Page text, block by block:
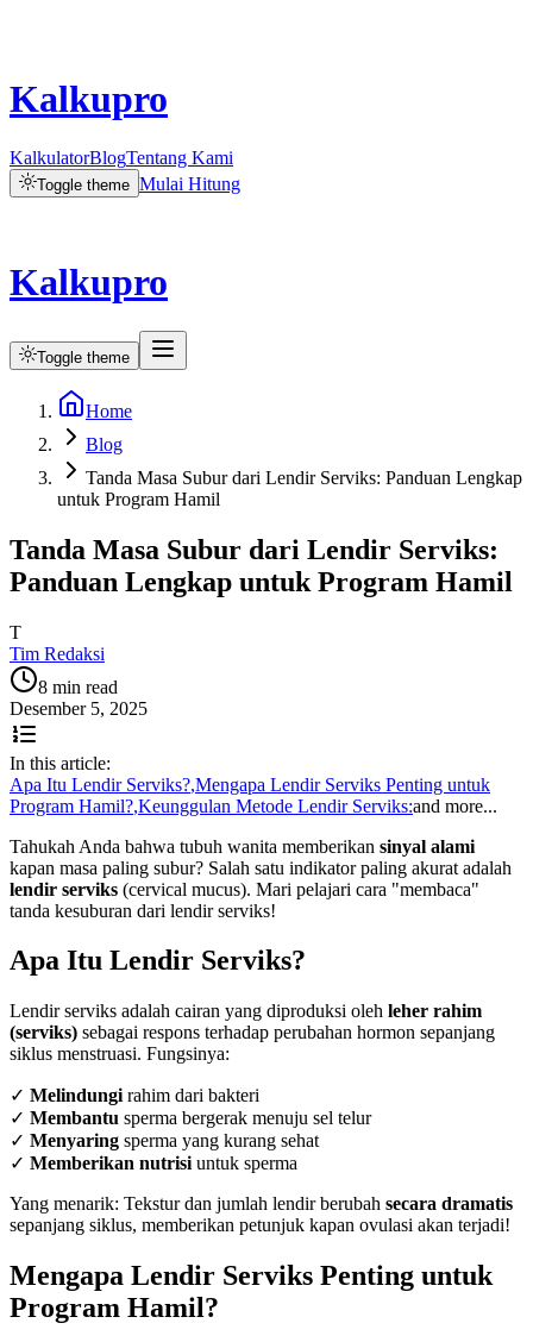
Kalkupro
KalkulatorBlogTentang Kami
Toggle theme Mulai Hitung
Kalkupro
Toggle theme
Home
Blog
Tanda Masa Subur dari Lendir Serviks: Panduan Lengkap
untuk Program Hamil
Tanda Masa Subur dari Lendir Serviks:
Panduan Lengkap untuk Program Hamil
T
Tim Redaksi
8 min read
Desember 5, 2025
In this article:
Apa Itu Lendir Serviks?,Mengapa Lendir Serviks Penting untuk
Program Hamil?,Keunggulan Metode Lendir Serviks:and more...
Tahukah Anda bahwa tubuh wanita memberikan sinyal alami
kapan masa paling subur? Salah satu indikator paling akurat adalah
lendir serviks (cervical mucus). Mari pelajari cara "membaca"
tanda kesuburan dari lendir serviks!
Apa Itu Lendir Serviks?
Lendir serviks adalah cairan yang diproduksi oleh leher rahim
(serviks) sebagai respons terhadap perubahan hormon sepanjang
siklus menstruasi. Fungsinya:
✓ Melindungi rahim dari bakteri
✓ Membantu sperma bergerak menuju sel telur
✓ Menyaring sperma yang kurang sehat
✓ Memberikan nutrisi untuk sperma
Yang menarik: Tekstur dan jumlah lendir berubah secara dramatis
sepanjang siklus, memberikan petunjuk kapan ovulasi akan terjadi!
Mengapa Lendir Serviks Penting untuk
Program Hamil?